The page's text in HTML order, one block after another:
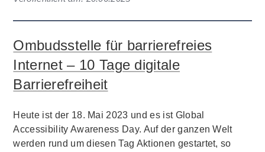
Ombudsstelle für barrierefreies
Internet – 10 Tage digitale
Barrierefreiheit
Heute ist der 18. Mai 2023 und es ist Global
Accessibility Awareness Day. Auf der ganzen Welt
werden rund um diesen Tag Aktionen gestartet, so